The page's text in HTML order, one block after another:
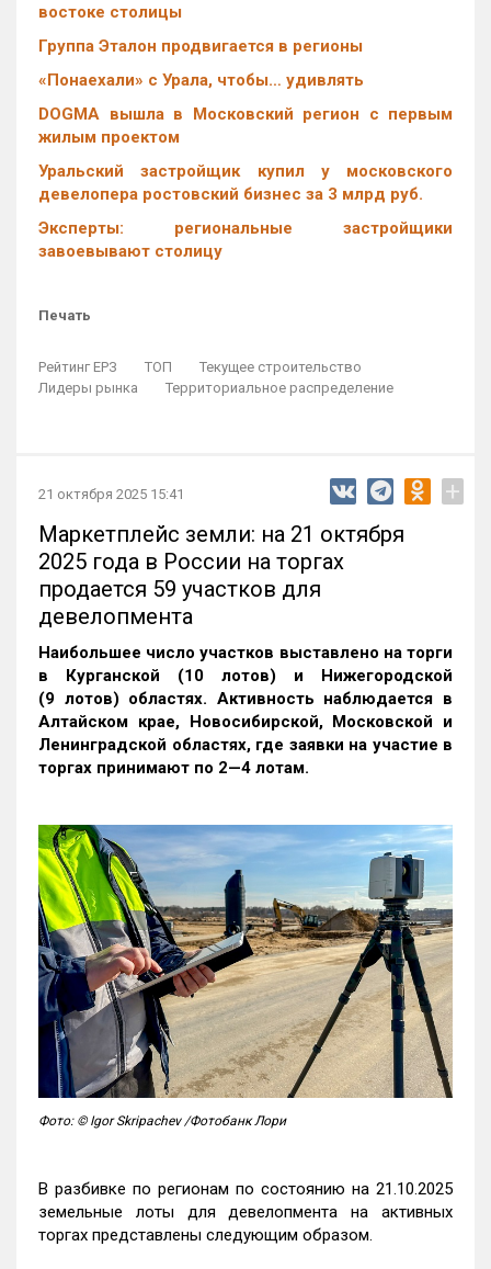
востоке столицы
Группа Эталон продвигается в регионы
«Понаехали» с Урала, чтобы… удивлять
DOGMA вышла в Московский регион с первым
жилым проектом
Уральский застройщик купил у московского
девелопера ростовский бизнес за 3 млрд руб.
Эксперты: региональные застройщики
завоевывают столицу
Печать
Рейтинг ЕРЗ ТОП
Текущее строительство
Лидеры рынка
Территориальное распределение
21 октября 2025 15:41 +
Маркетплейс земли: на 21 октября
2025 года в России на торгах
продается 59 участков для
девелопмента
Наибольшее число участков выставлено на торги
в Курганской (10 лотов) и Нижегородской
(9 лотов) областях. Активность наблюдается в
Алтайском крае, Новосибирской, Московской и
Ленинградской областях, где заявки на участие в
торгах принимают по 2—4 лотам.
Фото: © Igor Skripachev /Фотобанк Лори
В разбивке по регионам по состоянию на 21.10.2025
земельные лоты для девелопмента на активных
торгах представлены следующим образом.